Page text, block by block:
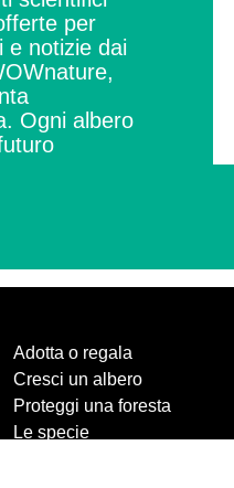
per
e notizie dai
Ogni albero
Adotta o regala
Cresci un albero
Proteggi una foresta
Le specie